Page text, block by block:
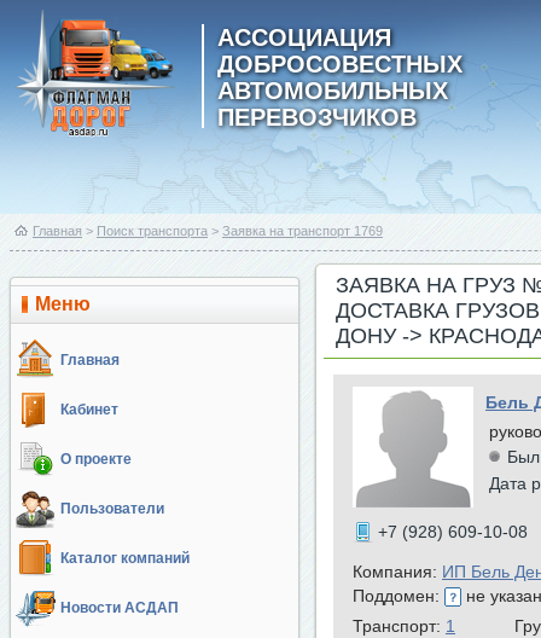
АССОЦИАЦИЯ
ДОБРОСОВЕСТНЫХ
АВТОМОБИЛЬНЫХ
ПЕРЕВОЗЧИКОВ
Главная > Поиск транспорта > Заявка на транспорт 1769
Меню
Главная
Кабинет
О проекте
Пользователи
Каталог компаний
Новости АСДАП
ЗАЯВКА НА ГРУЗ
ДОСТАВКА
ДОНУ ->
Бель
Был
Дата
+7 (928) 609-10-08
Компания: ИП Бель
Поддомен:
не
Транспорт: 1